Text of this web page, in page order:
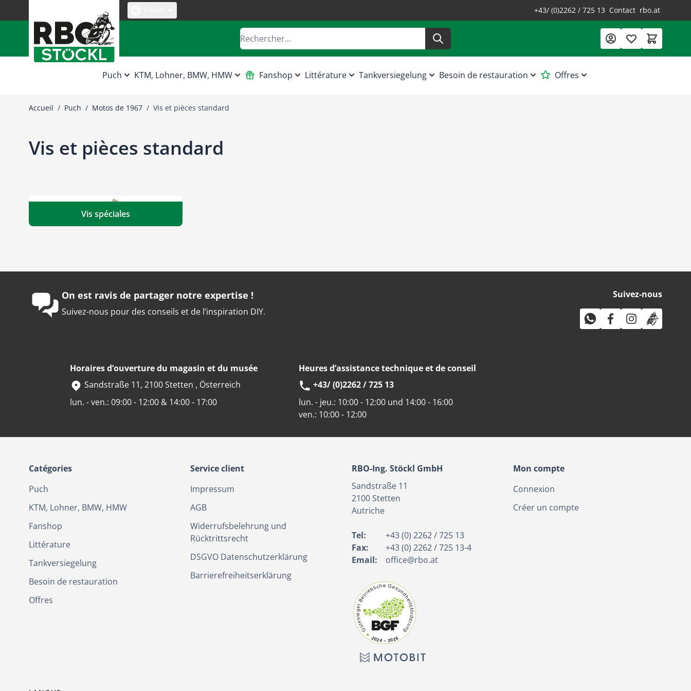
+43/ (0)2262 / 725 13 Contact rbo.at
Rechercher
Puch KTM, Lohner, BMW, HMW Fanshop Littérature Tankversiegelung Besoin de restauration Offres
Accueil / Puch / Motos de 1967 / Vis et pièces standard
Vis et pièces standard
Vis spéciales
On est ravis de partager notre expertise !
Suivez-nous pour des conseils et de l’inspiration DIY.
Suivez-nous
Horaires d’ouverture du magasin et du musée
Sandstraße 11, 2100 Stetten , Österreich
lun. - ven.: 09:00 - 12:00 & 14:00 - 17:00
Heures d’assistance technique et de conseil
+43/ (0)2262 / 725 13
lun. - jeu.: 10:00 - 12:00 und 14:00 - 16:00
ven.: 10:00 - 12:00
Catégories
Puch
KTM, Lohner, BMW, HMW
Fanshop
Littérature
Tankversiegelung
Besoin de restauration
Offres
Service client
Impressum
AGB
Widerrufsbelehrung und
Rücktrittsrecht
DSGVO Datenschutzerklärung
Barrierefreiheitserklärung
RBO-Ing. Stöckl GmbH
Sandstraße 11
2100Stetten
Autriche
Tel:
+43 (0) 2262 / 725 13
Fax:
+43 (0) 2262 / 725 13-4
Email:
office@rbo.at
Mon compte
Connexion
Créer un compte